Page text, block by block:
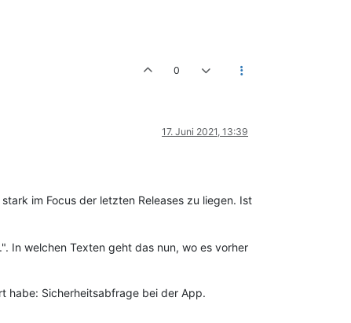
0
17. Juni 2021, 13:39
im Focus der letzten Releases zu liegen. Ist
In welchen Texten geht das nun, wo es vorher
habe: Sicherheitsabfrage bei der App.